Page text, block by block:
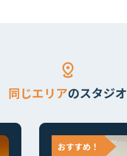
同じエリアのスタジオ